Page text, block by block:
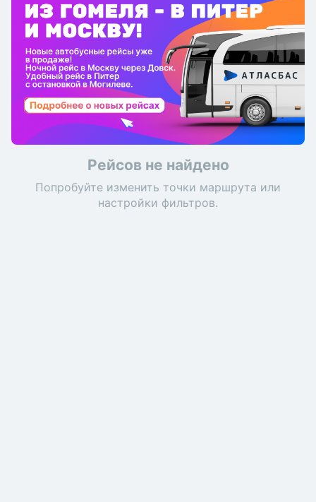
Рейсов не найдено
Попробуйте изменить точки маршрута или
настройки фильтров.